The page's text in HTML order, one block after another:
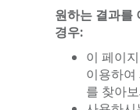
원하는 결과를
경우:
이 페이
이용하여
를 찾아